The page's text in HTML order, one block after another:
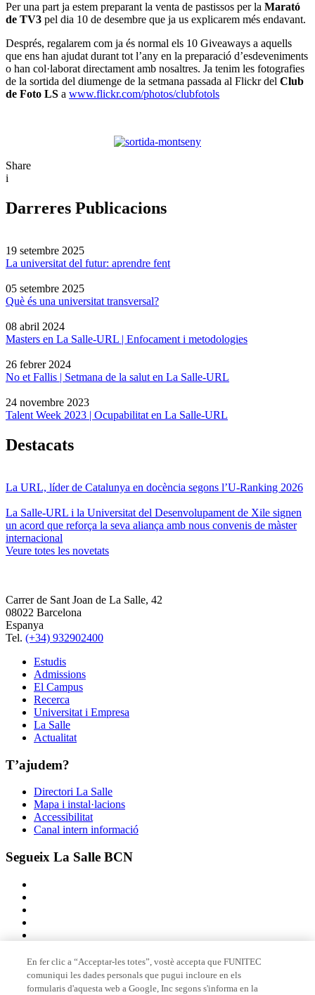
Per una part ja estem preparant la venta de pastissos per la Marató
de TV3 pel dia 10 de desembre que ja us explicarem més endavant.
Després, regalarem com ja és normal els 10 Giveaways a aquells
que ens han ajudat durant tot l’any en la preparació d’esdeveniments
o han col·laborat directament amb nosaltres. Ja tenim les fotografies
de la sortida del diumenge de la setmana passada al Flickr del Club
de Foto LS a www.flickr.com/photos/clubfotols
Share
i
Darreres Publicacions
19 setembre 2025
La universitat del futur: aprendre fent
05 setembre 2025
Què és una universitat transversal?
08 abril 2024
Masters en La Salle-URL | Enfocament i metodologies
26 febrer 2024
No et Fallis | Setmana de la salut en La Salle-URL
24 novembre 2023
Talent Week 2023 | Ocupabilitat en La Salle-URL
Destacats
La URL, líder de Catalunya en docència segons l’U-Ranking 2026
La Salle-URL i la Universitat del Desenvolupament de Xile signen
un acord que reforça la seva aliança amb nous convenis de màster
internacional
Veure totes les novetats
Carrer de Sant Joan de La Salle, 42
08022 Barcelona
Espanya
Tel. (+34) 932902400
Estudis
Admissions
El Campus
Recerca
Universitat i Empresa
La Salle
Actualitat
T’ajudem?
Directori La Salle
Mapa i instal·lacions
Accessibilitat
Canal intern informació
Segueix La Salle BCN
Membre de
En fer clic a “Acceptar-les totes”, vostè accepta que FUNITEC
comuniqui les dades personals que pugui incloure en els
formularis d'aquesta web a Google, Inc segons s'informa en la